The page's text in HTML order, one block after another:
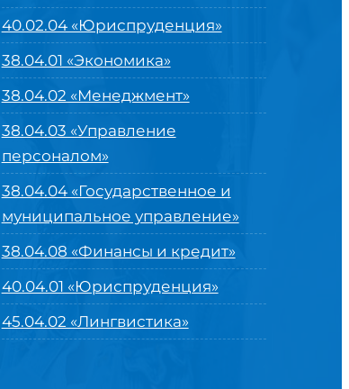
40.02.04 «Юриспруденция»
38.04.01 «Экономика»
38.04.02 «Менеджмент»
38.04.03 «Управление
персоналом»
38.04.04 «Государственное и
муниципальное управление»
38.04.08 «Финансы и кредит»
40.04.01 «Юриспруденция»
45.04.02 «Лингвистика»